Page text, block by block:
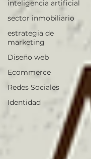
inteligencia artificial
sector inmobiliario
estrategia de
marketing
Diseño web
Ecommerce
Redes Sociales
Identidad